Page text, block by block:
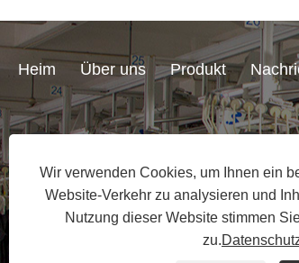
Heim Über uns Produkt
Wir verwenden Cookies, um Ihnen ein
Website-Verkehr zu analysieren und
Nutzung dieser Website stimmen
zu.